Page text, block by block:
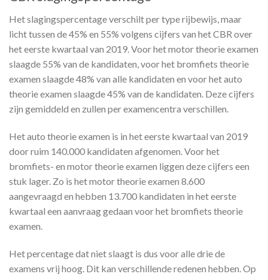
Het slagingspercentage verschilt per type rijbewijs, maar
licht tussen de 45% en 55% volgens cijfers van het CBR over
het eerste kwartaal van 2019. Voor het motor theorie examen
slaagde 55% van de kandidaten, voor het bromfiets theorie
examen slaagde 48% van alle kandidaten en voor het auto
theorie examen slaagde 45% van de kandidaten. Deze cijfers
zijn gemiddeld en zullen per examencentra verschillen.
Het auto theorie examen is in het eerste kwartaal van 2019
door ruim 140.000 kandidaten afgenomen. Voor het
bromfiets- en motor theorie examen liggen deze cijfers een
stuk lager. Zo is het motor theorie examen 8.600
aangevraagd en hebben 13.700 kandidaten in het eerste
kwartaal een aanvraag gedaan voor het bromfiets theorie
examen.
Het percentage dat niet slaagt is dus voor alle drie de
examens vrij hoog. Dit kan verschillende redenen hebben. Op